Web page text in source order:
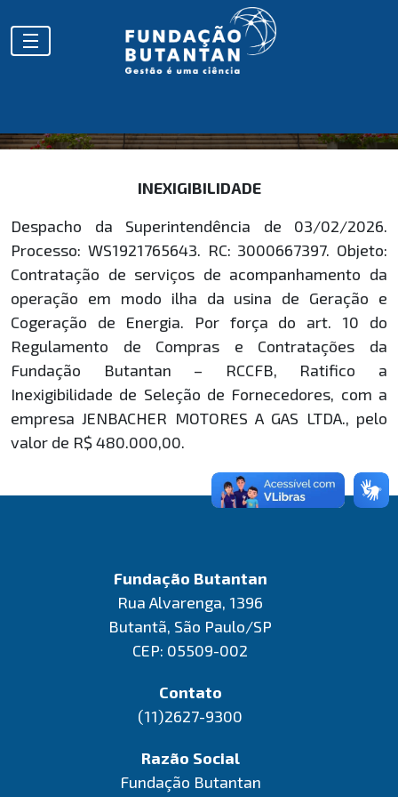
HOMOLOGAÇÕES
INEXIGIBILIDADE
Despacho da Superintendência de 03/02/2026.
Processo: WS1921765643. RC: 3000667397. Objeto:
Contratação de serviços de acompanhamento da
operação em modo ilha da usina de Geração e
Cogeração de Energia. Por força do art. 10 do
Regulamento de Compras e Contratações da
Fundação Butantan – RCCFB, Ratifico a
Inexigibilidade de Seleção de Fornecedores, com a
empresa JENBACHER MOTORES A GAS LTDA., pelo
valor de R$ 480.000,00.
Fundação Butantan
Rua Alvarenga, 1396
Butantã, São Paulo/SP
CEP: 05509-002
Contato
(11)2627-9300
Razão Social
Fundação Butantan